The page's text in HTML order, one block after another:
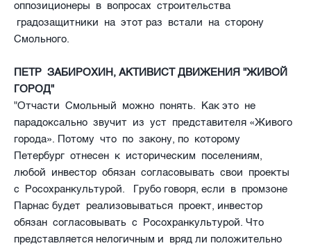
оппозиционеры в вопросах строительства
градозащитники на этот раз встали на сторону
Смольного.
ПЕТР ЗАБИРОХИН, АКТИВИСТ ДВИЖЕНИЯ "ЖИВОЙ
ГОРОД"
"Отчасти Смольный можно понять. Как это не
парадоксально звучит из уст представителя «Живого
города». Потому что по закону, по которому
Петербург отнесен к историческим поселениям,
любой инвестор обязан согласовывать свои проекты
с Росохранкультурой. Грубо говоря, если в промзоне
Парнас будет реализовываться проект, инвестор
обязан согласовывать с Росохранкультурой. Что
представляется нелогичным и вряд ли положительно